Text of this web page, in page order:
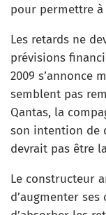
pour permettre
Les retards ne
prévisions
2009 s’annonce
semblent pas
Qantas, la
son intention de
devrait pas être
Le constructeur
d’augmenter